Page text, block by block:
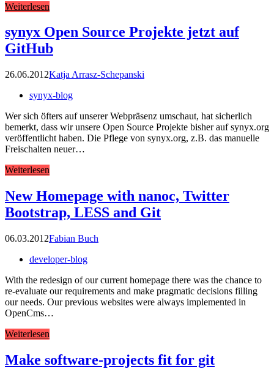
Weiterlesen
synyx Open Source Projekte jetzt auf
GitHub
26.06.2012Katja Arrasz-Schepanski
synyx-blog
Wer sich öfters auf unserer Webpräsenz umschaut, hat sicherlich
bemerkt, dass wir unsere Open Source Projekte bisher auf synyx.org
veröffentlicht haben. Die Pflege von synyx.org, z.B. das manuelle
Freischalten neuer…
Weiterlesen
New Homepage with nanoc, Twitter
Bootstrap, LESS and Git
06.03.2012Fabian Buch
developer-blog
With the redesign of our current homepage there was the chance to
re-evaluate our requirements and make pragmatic decisions filling
our needs. Our previous websites were always implemented in
OpenCms…
Weiterlesen
Make software-projects fit for git